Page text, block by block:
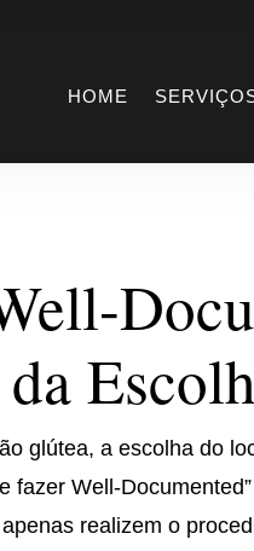
HOME
Well-
glútea, a escolha do
fazer Well-
realizem o